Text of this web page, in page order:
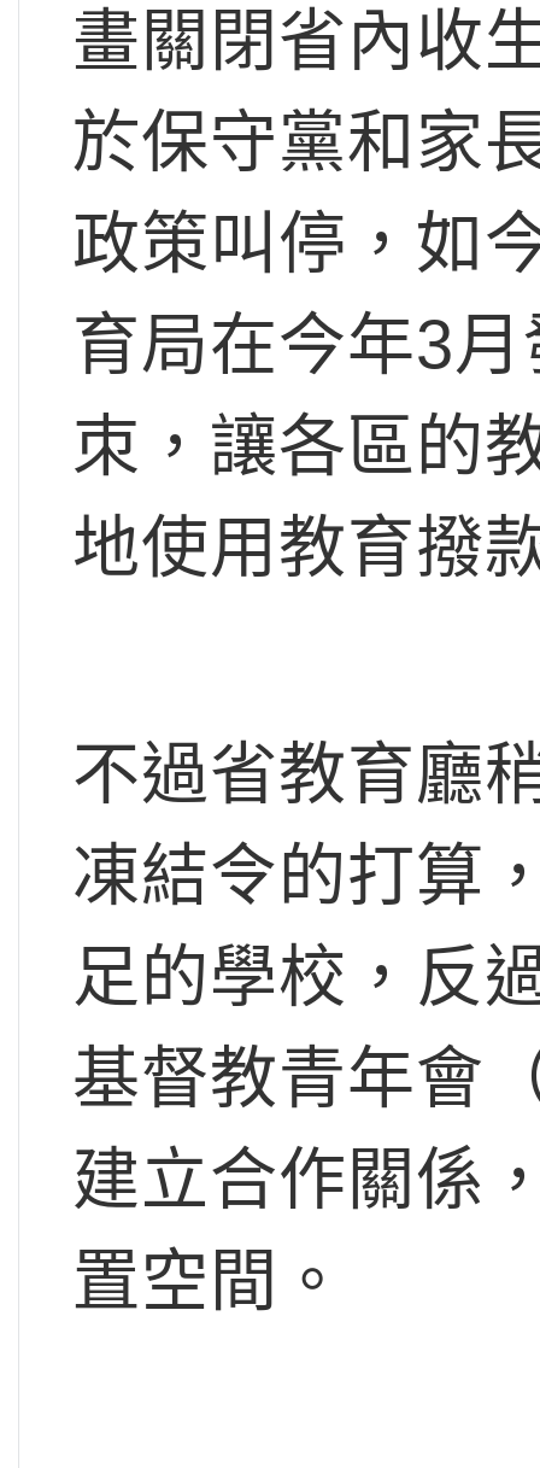
畫關閉省內收
於保守黨和家
政策叫停，如
育局在今年3
朿，讓各區的
地使用教育撥
不過省教育廳
凍結令的打算
足的學校，反
基督教青年會
建立合作關係
置空間。